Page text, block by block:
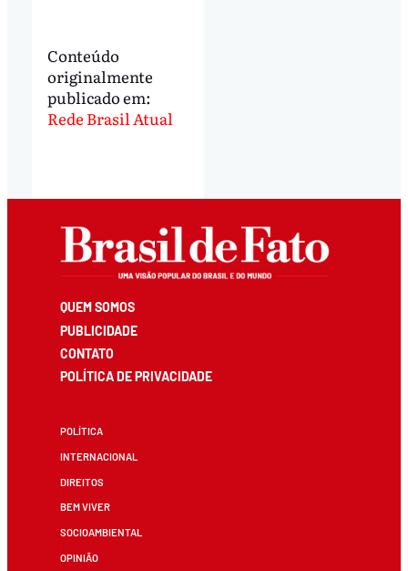
Conteúdo
originalmente
publicado em:
Rede Brasil Atual
QUEM SOMOS
PUBLICIDADE
CONTATO
POLÍTICA DE PRIVACIDADE
POLÍTICA
INTERNACIONAL
DIREITOS
BEM VIVER
SOCIOAMBIENTAL
OPINIÃO